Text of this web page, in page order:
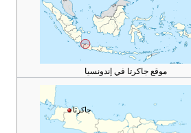
موقع جاكرتا في إندونسيا
جاكرتا